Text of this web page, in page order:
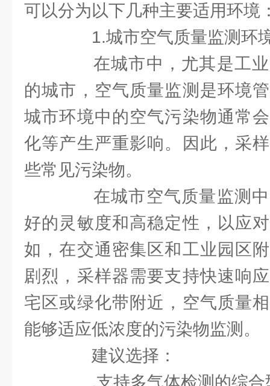
可以分为以下几种主要适用环境
1.城市空气质量监测环
在城市中，尤其是工业
的城市，空气质量监测是环境
城市环境中的空气污染物通常
化等产生严重影响。因此，采
些常见污染物。
在城市空气质量监测中
好的灵敏度和高稳定性，以应
如，在交通密集区和工业园区
剧烈，采样器需要支持快速响
宅区或绿化带附近，空气质量
能够适应低浓度的污染物监测。
建议选择：
.支持多气体检测的综合